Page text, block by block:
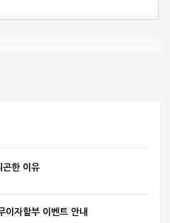
곤한 이유
자할부 이벤트 안내